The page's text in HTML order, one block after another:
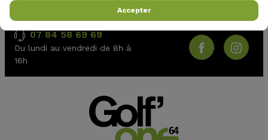
07 84 58 69 69
Du lundi au vendredi de 8h à
16h
Accepter